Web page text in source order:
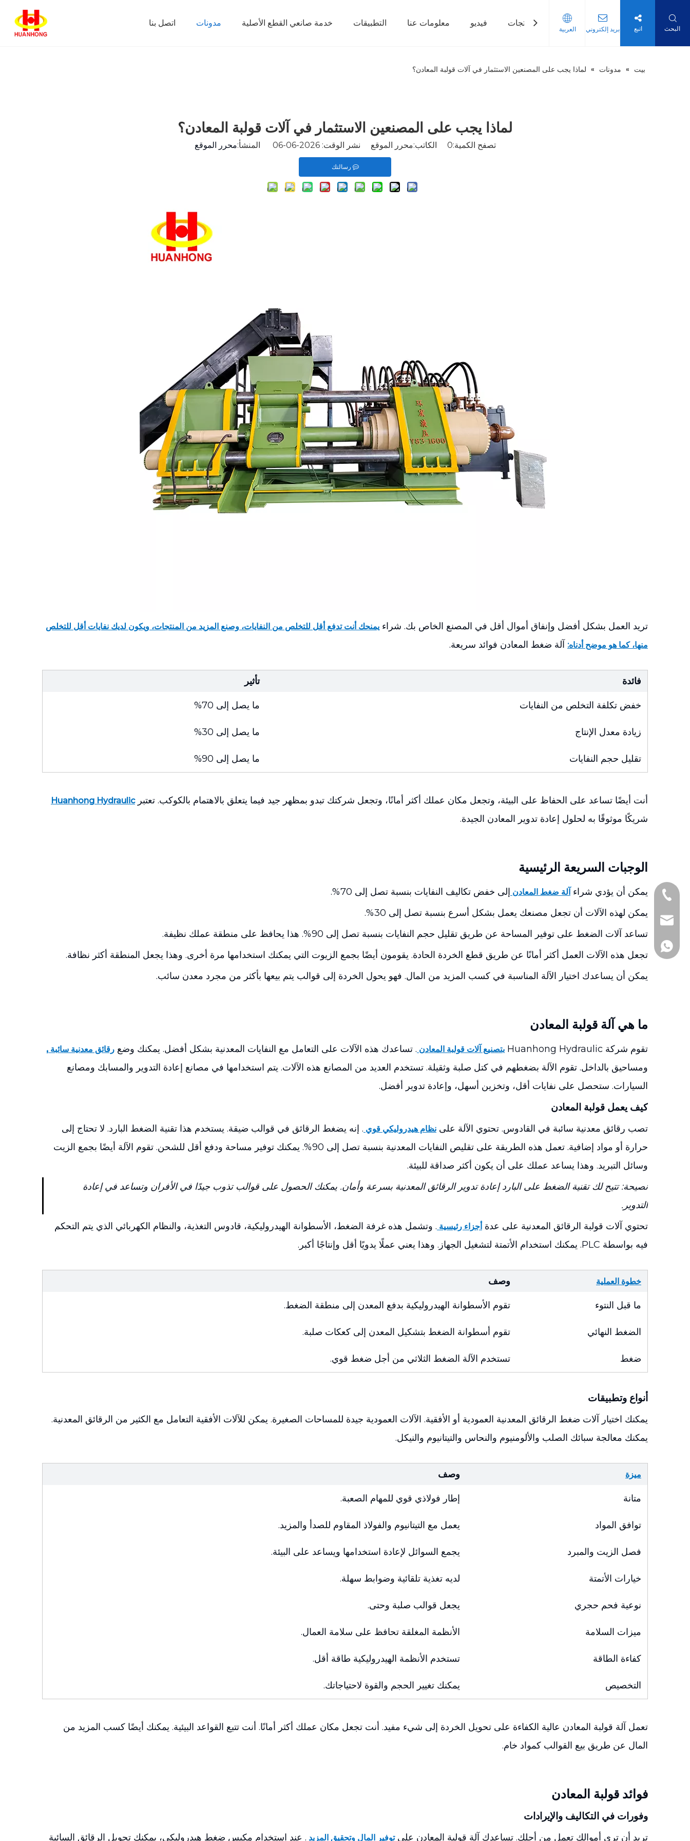
اتصل بنا مدونات خدمة صانعي القطع الأصلية التطبيقات معلومات عنا فيديو منتجات بيت
العربية بريد إلكتروني اتبع البحث
بيت » مدونات » لماذا يجب على المصنعين الاستثمار في آلات قولبة المعادن؟
لماذا يجب على المصنعين الاستثمار في آلات قولبة المعادن؟
تصفح الكمية:0 الكاتب:محرر الموقع نشر الوقت: 2026-06-06 المنشأ: محرر الموقع
رسالتك
تريد العمل بشكل أفضل وإنفاق أموال أقل في المصنع الخاص بك. شراء يمنحك أنت تدفع أقل للتخلص من النفايات، وصنع المزيد من المنتجات، ويكون لديك نفايات أقل للتخلص
منها، كما هو موضح أدناه: آلة ضغط المعادن فوائد سريعة.
فائدة تأثير
خفض تكلفة التخلص من النفايات ما يصل إلى 70%
زيادة معدل الإنتاج ما يصل إلى 30%
تقليل حجم النفايات ما يصل إلى 90%
أنت أيضًا تساعد على الحفاظ على البيئة، وتجعل مكان عملك أكثر أمانًا، وتجعل شركتك تبدو بمظهر جيد فيما يتعلق بالاهتمام بالكوكب. تعتبرHuanhong Hydraulic
شريكًا موثوقًا به لحلول إعادة تدوير المعادن الجيدة.
الوجبات السريعة الرئيسية
يمكن أن يؤدي شراء آلة ضغط المعادن إلى خفض تكاليف النفايات بنسبة تصل إلى 70%.
يمكن لهذه الآلات أن تجعل مصنعك يعمل بشكل أسرع بنسبة تصل إلى 30%.
تساعد آلات الضغط على توفير المساحة عن طريق تقليل حجم النفايات بنسبة تصل إلى 90%. هذا يحافظ على منطقة عملك نظيفة.
تجعل هذه الآلات العمل أكثر أمانًا عن طريق قطع الخردة الحادة. يقومون أيضًا بجمع الزيوت التي يمكنك استخدامها مرة أخرى. وهذا يجعل المنطقة أكثر نظافة.
يمكن أن يساعدك اختيار الآلة المناسبة في كسب المزيد من المال. فهو يحول الخردة إلى قوالب يتم بيعها بأكثر من مجرد معدن سائب.
ما هي آلة قولبة المعادن
تقوم شركة Huanhong Hydraulic بتصنيع آلات قولبة المعادن . تساعدك هذه الآلات على التعامل مع النفايات المعدنية بشكل أفضل. يمكنك وضع رقائق معدنية سائبة ,
ومساحيق بالداخل. تقوم الآلة بضغطهم في كتل صلبة وثقيلة. تستخدم العديد من المصانع هذه الآلات. يتم استخدامها في مصانع إعادة التدوير والمسابك ومصانع
السيارات. ستحصل على نفايات أقل، وتخزين أسهل، وإعادة تدوير أفضل.
كيف يعمل قولبة المعادن
تصب رقائق معدنية سائبة في القادوس. تحتوي الآلة على نظام هيدروليكي قوي . إنه يضغط الرقائق في قوالب ضيقة. يستخدم هذا تقنية الضغط البارد. لا تحتاج إلى
حرارة أو مواد إضافية. تعمل هذه الطريقة على تقليص النفايات المعدنية بنسبة تصل إلى 90%. يمكنك توفير مساحة ودفع أقل للشحن. تقوم الآلة أيضًا بجمع الزيت
وسائل التبريد. وهذا يساعد عملك على أن يكون أكثر صداقة للبيئة.
نصيحة: تتيح لك تقنية الضغط على البارد إعادة تدوير الرقائق المعدنية بسرعة وأمان. يمكنك الحصول على قوالب تذوب جيدًا في الأفران وتساعد في إعادة
التدوير.
تحتوي آلات قولبة الرقائق المعدنية على عدةأجزاء رئيسية . وتشمل هذه غرفة الضغط، الأسطوانة الهيدروليكية، قادوس التغذية، والنظام الكهربائي الذي يتم التحكم
فيه بواسطة PLC. يمكنك استخدام الأتمتة لتشغيل الجهاز. وهذا يعني عملًا يدويًا أقل وإنتاجًا أكبر.
خطوة العملية وصف
ما قبل النتوء تقوم الأسطوانة الهيدروليكية بدفع المعدن إلى منطقة الضغط.
الضغط النهائي تقوم أسطوانة الضغط بتشكيل المعدن إلى كعكات صلبة.
ضغط تستخدم الآلة الضغط الثلاثي من أجل ضغط قوي.
أنواع وتطبيقات
يمكنك اختيار آلات ضغط الرقائق المعدنية العمودية أو الأفقية. الآلات العمودية جيدة للمساحات الصغيرة. يمكن للآلات الأفقية التعامل مع الكثير من الرقائق المعدنية.
يمكنك معالجة سبائك الصلب والألومنيوم والنحاس والتيتانيوم والنيكل.
ميزة وصف
متانة إطار فولاذي قوي للمهام الصعبة.
توافق المواد يعمل مع التيتانيوم والفولاذ المقاوم للصدأ والمزيد.
فصل الزيت والمبرد يجمع السوائل لإعادة استخدامها ويساعد على البيئة.
خيارات الأتمتة لديه تغذية تلقائية وضوابط سهلة.
نوعية فحم حجري يجعل قوالب صلبة وحتى.
ميزات السلامة الأنظمة المغلقة تحافظ على سلامة العمال.
كفاءة الطاقة تستخدم الأنظمة الهيدروليكية طاقة أقل.
التخصيص يمكنك تغيير الحجم والقوة لاحتياجاتك.
تعمل آلة قولبة المعادن عالية الكفاءة على تحويل الخردة إلى شيء مفيد. أنت تجعل مكان عملك أكثر أمانًا. أنت تتبع القواعد البيئية. يمكنك أيضًا كسب المزيد من
المال عن طريق بيع القوالب كمواد خام.
فوائد قولبة المعادن
وفورات في التكاليف والإيرادات
تريد أن ترى أموالك تعمل من أجلك. تساعدك آلة قولبة المعادن علىتوفير المال وتحقيق المزيد . عند استخدام مكبس ضغط هيدروليكي، يمكنك تحويل الرقائق السائبة
+86-
+86-510-
andy@js-
+86-